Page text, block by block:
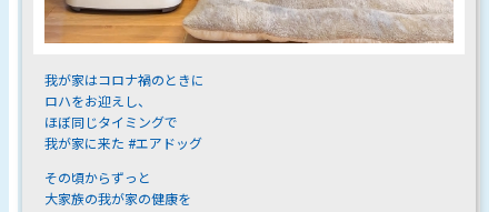
我が家はコロナ禍のときに
ロハをお迎えし、
ほぼ同じタイミングで
我が家に来た #エアドッグ
その頃からずっと
大家族の我が家の健康を